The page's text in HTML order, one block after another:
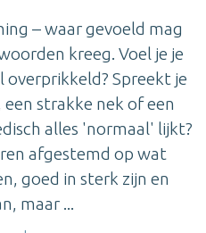
– waar gevoeld mag
kreeg. Voel je je
overprikkeld? Spreekt je
strakke nek of een
alles 'normaal' lijkt?
afgestemd op wat
goed in sterk zijn en
maar ...